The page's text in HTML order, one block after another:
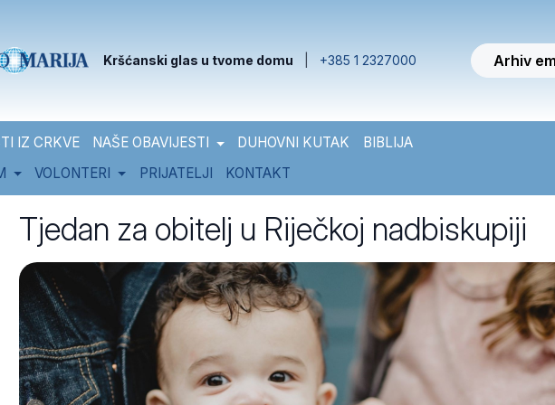
Kršćanski glas u tvome domu +385 1 2327000 Arhiv
IZ CRKVE NAŠE OBAVIJESTI DUHOVNI KUTAK
BIBLIJA
VOLONTERI PRIJATELJI KONTAKT
Tjedan za obitelj u Riječkoj nadbiskupiji